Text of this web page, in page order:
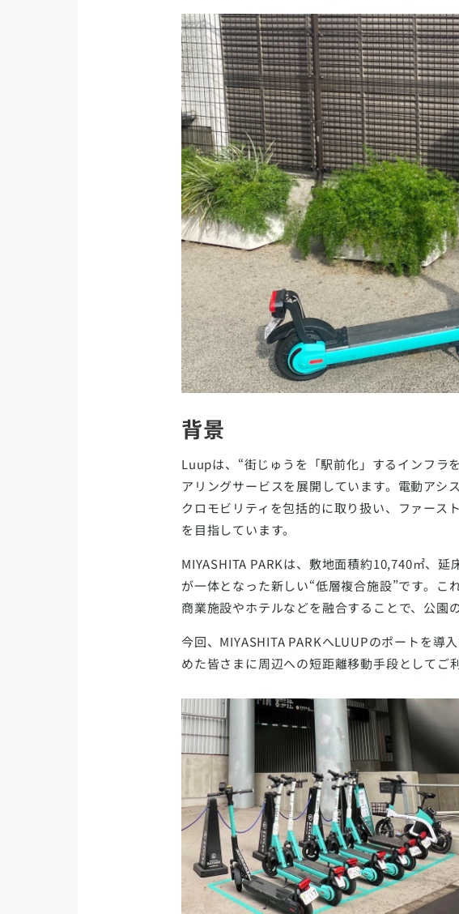
背景
Luupは、“街じゅうを「駅前化」するインフラ
アリングサービスを展開しています。電動アシ
クロモビリティを包括的に取り扱い、ファース
を目指しています。
MIYASHITA PARKは、敷地面積約10,740㎡、
が一体となった新しい“低層複合施設”です。
商業施設やホテルなどを融合することで、公園
今回、MIYASHITA PARKへLUUPのポートを導
めた皆さまに周辺への短距離移動手段としてご